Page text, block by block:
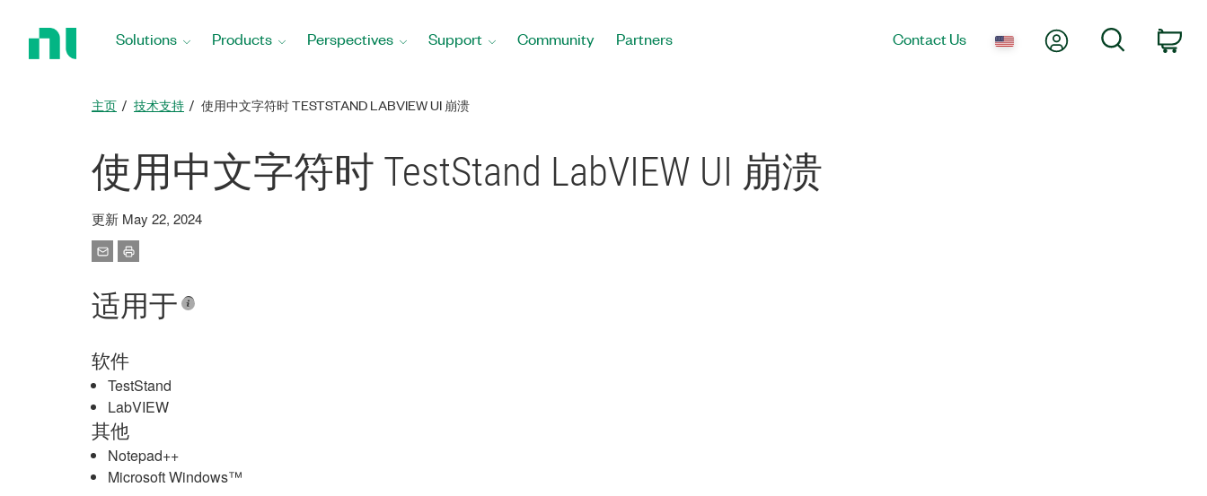
Solutions Products Perspectives Support Community Partners Contact Us My AccountSearch
主页 技术支持 使用中文字符时 TESTSTAND LABVIEW UI 崩溃
使用中文字符时 TestStand LabVIEW UI 崩溃
更新 May 22, 2024
适用于
软件
TestStand
LabVIEW
其他
Notepad++
Microsoft Windows™